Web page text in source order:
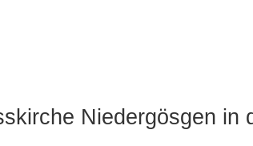
Niedergösgen in